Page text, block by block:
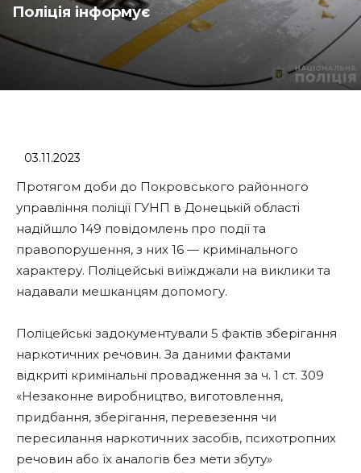
Поліція інформує
03.11.2023
Протягом доби до Покровського районного
управління поліції ГУНП в Донецькій області
надійшло 149 повідомлень про події та
правопорушення, з них 16 — кримінального
характеру. Поліцейські виїжджали на виклики та
надавали мешканцям допомогу.
Поліцейські задокументували 5 фактів зберігання
наркотичних речовин. За даними фактами
відкриті кримінальні провадження за ч. 1 ст. 309
«Незаконне виробництво, виготовлення,
придбання, зберігання, перевезення чи
пересилання наркотичних засобів, психотропних
речовин або їх аналогів без мети збуту»